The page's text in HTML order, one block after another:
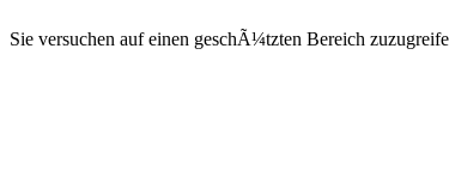
Sie versuchen auf einen geschÃ¼tzten Bereich